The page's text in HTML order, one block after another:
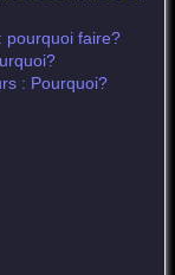
pourquoi faire?
: Pourquoi?